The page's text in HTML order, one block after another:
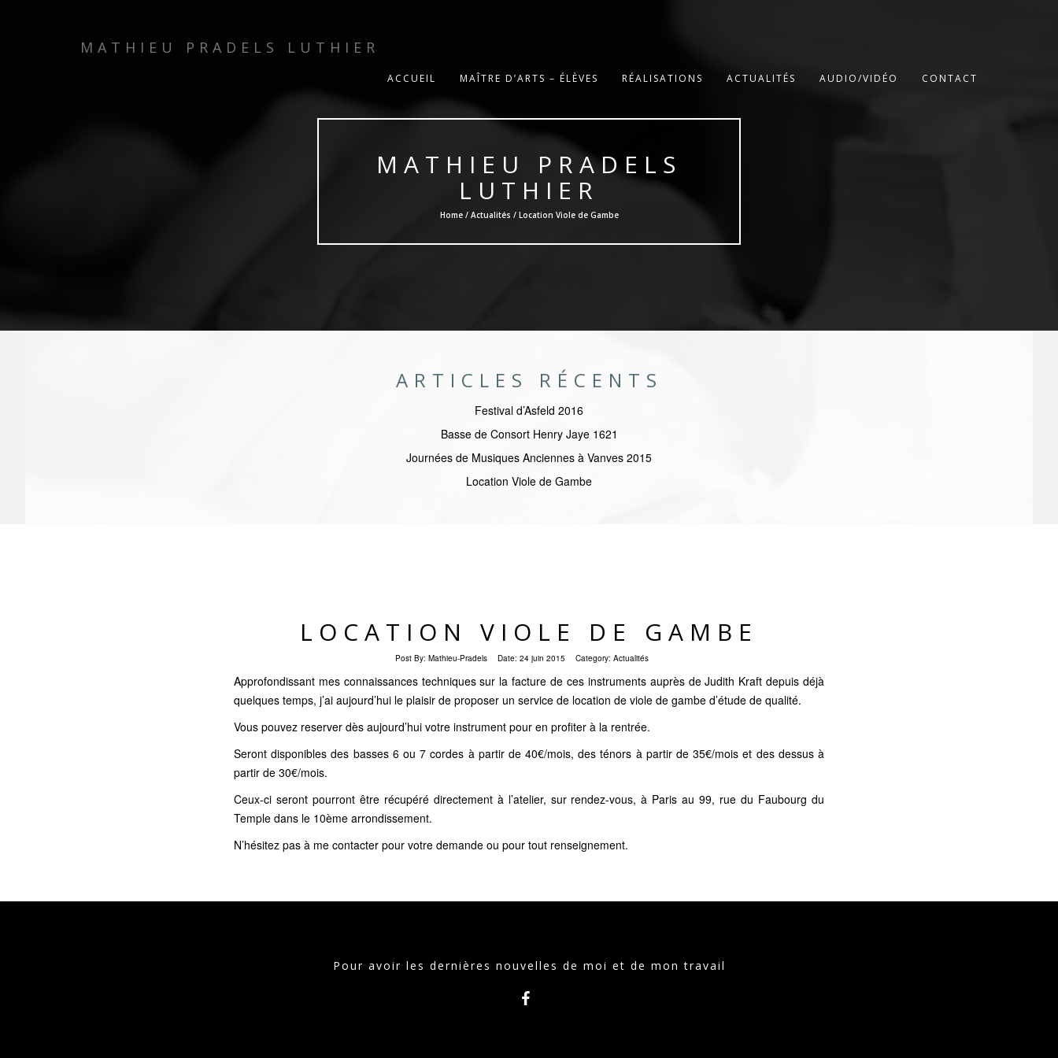
MATHIEU PRADELS LUTHIER
ACCUEIL MAÎTRE D’ARTS – ÉLÈVES RÉALISATIONS ACTUALITÉS AUDIO/VIDÉO CONTACT
MATHIEU PRADELS
LUTHIER
Home / Actualités / Location Viole de Gambe
ARTICLES RÉCENTS
Festival d’Asfeld 2016
Basse de Consort Henry Jaye 1621
Journées de Musiques Anciennes à Vanves 2015
Location Viole de Gambe
LOCATION VIOLE DE GAMBE
Post By: Mathieu-Pradels Date: 24 juin 2015 Category: Actualités
Approfondissant mes connaissances techniques sur la facture de ces instruments auprès de Judith Kraft depuis déjà
quelques temps, j’ai aujourd’hui le plaisir de proposer un service de location de viole de gambe d’étude de qualité.
Vous pouvez reserver dès aujourd’hui votre instrument pour en profiter à la rentrée.
Seront disponibles des basses 6 ou 7 cordes à partir de 40€/mois, des ténors à partir de 35€/mois et des dessus à
partir de 30€/mois.
Ceux-ci seront pourront être récupéré directement à l’atelier, sur rendez-vous, à Paris au 99, rue du Faubourg du
Temple dans le 10ème arrondissement.
N’hésitez pas à me contacter pour votre demande ou pour tout renseignement.
Pour avoir les dernières nouvelles de moi et de mon travail